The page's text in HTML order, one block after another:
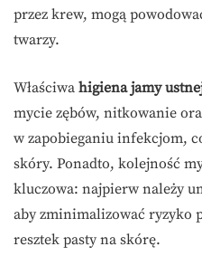
przez krew, mogą
twarzy.
Właściwa higiena jamy
mycie zębów, nitkowanie
w zapobieganiu infekcjom,
skóry. Ponadto, kolejność
kluczowa: najpierw należy
aby zminimalizować ryzyko
resztek pasty na skórę.